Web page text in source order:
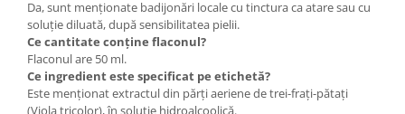
Da, sunt menționate badijonări locale cu tinctura ca atare sau cu
soluție diluată, după sensibilitatea pielii.
Ce cantitate conține flaconul?
Flaconul are 50 ml.
Ce ingredient este specificat pe etichetă?
Este menționat extractul din părți aeriene de trei-frați-pătați
(Viola tricolor), în soluție hidroalcoolică.